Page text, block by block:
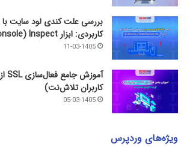
بررسی علت کندی لود سایت
کاربردی: ابزار Inspect (Console و Network)
11-03-1405
کاربران تلاش‌نت)
05-03-1405
ویژه‌های وردپرس